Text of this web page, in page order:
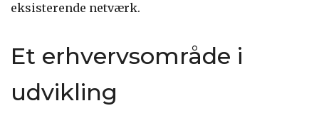
eksisterende netværk.
Et erhvervsområde i
udvikling